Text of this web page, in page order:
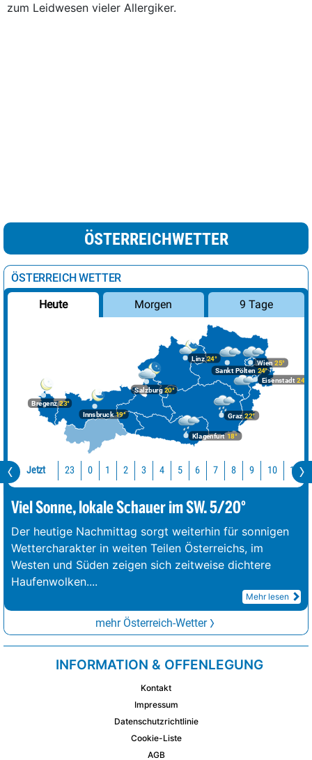
zum Leidwesen vieler Allergiker.
ÖSTERREICHWETTER
ÖSTERREICH WETTER
Heute Morgen 9 Tage
Bregenz23°
Graz22°
Innsbruck19°
Klagenfurt 18°
Linz24°
Salzburg20°
Wien 25°
Eisenstadt 24°
Sankt Pölten 24°
Jetzt 23 0 1 2 3 4 5 6 7 8 9 10 11
Viel Sonne, lokale Schauer im SW. 5/20°
Der heutige Nachmittag sorgt weiterhin für sonnigen
Wettercharakter in weiten Teilen Österreichs, im
Westen und Süden zeigen sich zeitweise dichtere
Haufenwolken....
Mehr lesen
mehr Österreich-Wetter
INFORMATION & OFFENLEGUNG
Kontakt
Impressum
Datenschutzrichtlinie
Cookie-Liste
AGB